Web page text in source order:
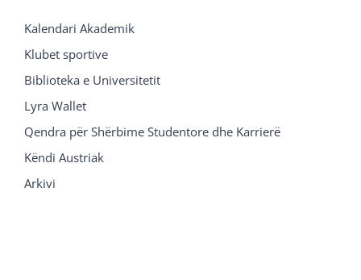
Kalendari Akademik
Klubet sportive
Biblioteka e Universitetit
Lyra Wallet
Qendra për Shërbime Studentore dhe Karrierë
Këndi Austriak
Arkivi